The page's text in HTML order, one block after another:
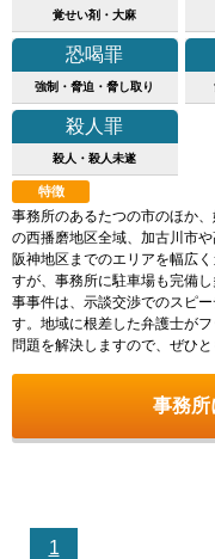
覚せい剤・大麻
恐喝罪
強制・脅迫・脅し取り
殺人罪
殺人・殺人未遂
特徴
事務所のあるたつの市のほか
の西播磨地区全域、加古川市
阪神地区までのエリアを幅広
すが、事務所に駐車場も完備
事事件は、示談交渉でのスピ
す。地域に根差した弁護士が
問題を解決しますので、ぜひと
事務所
1